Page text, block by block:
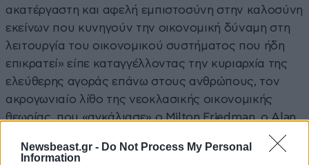
Newsbeast.gr - Do Not Process My Personal
Information
ακατέργαστη και αφελή εμπιστοσύνη στην καλοσύνη
εκείνων που κυνηγούν την οικονομική δύναμη στη
λειτουργία του οικονομικού συστήματος που ήδη
επικρατεί» είπε καταγγέλλοντας την κυριαρχία της
ελεύθερης αγοράς επάνω στους ανθρώπους, τον
ακρογωνιαίο λίθο της νεοκλασικής οικονομικής
θεωρίας, που «αγκάλιασε» ο Milton Friedman, ο Alan
Greenspan και ένα μεγάλο μέρος του αμερικανικού
πολιτικού κατεστημένου.